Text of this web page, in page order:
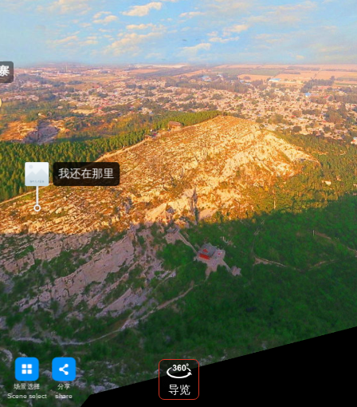
导览
我还在那里
场景选择
Scene select
分享
share